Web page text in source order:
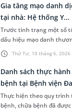
Thứ Tư, 10 tháng 6, 2026
Gia tăng mạo danh
tại nhà: Hệ thống Y...
Trước tình trạng một số
dấu hiệu mạo danh
Hệ thống Y tế
chính thức nhằm làm rõ
giả mạo. Đơn vị khẳng
thông chính thống, quy
viên và đưa ra cảnh báo
vệ quyền lợi cho khách
Danh sách thực
bệnh tại Bệnh viện
Thực hiện theo quy trình
bệnh, chữa bệnh đã